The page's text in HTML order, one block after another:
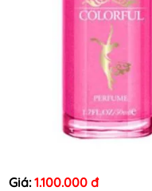
Giá: 1.100.000 đ